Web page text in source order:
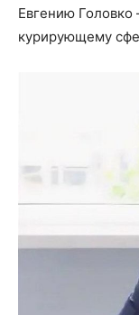
Евгению Головко
курирующему